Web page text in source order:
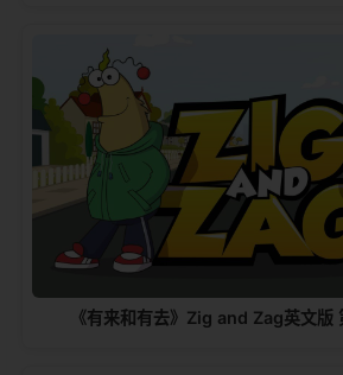
《有来和有去》Zig and Zag英文